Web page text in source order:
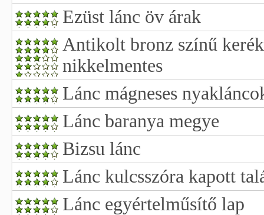
Ezüst lánc öv árak
Antikolt bronz színű
nikkelmentes
Lánc mágneses
Lánc baranya megye
Bizsu lánc
Lánc kulcsszóra kapott
Lánc egyértelműsítő lap